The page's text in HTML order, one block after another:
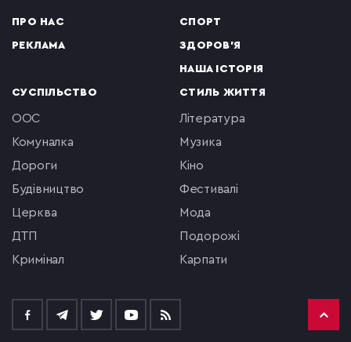
ПРО НАС
РЕКЛАМА
СПОРТ
ЗДОРОВ'Я
НАША ІСТОРІЯ
СУСПІЛЬСТВО
ООС
комуналка
Дороги
будівництво
церква
ДТП
кримінал
СТИЛЬ ЖИТТЯ
література
музика
кіно
фестивалі
мода
подорожі
Карпати